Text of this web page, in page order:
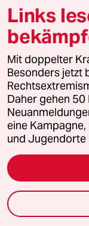
taz lab 2027
Mehr taz
taz Blogs
taz FUTURZWEI
Le Monde
taz Archiv
Links
Mit doppelter
Besonders jetzt
Daher gehen 50
eine
und Jugendorte